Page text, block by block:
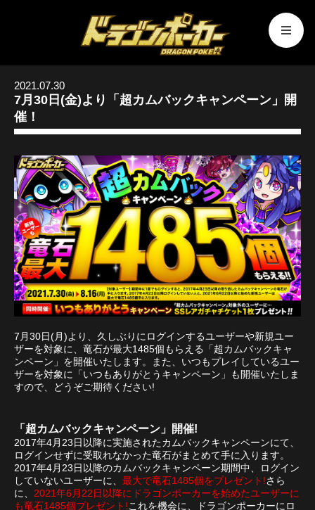
2021.07.30
7月30日(金)より「超カムバックキャンペーン」開
催！
7月30日(月)より、久しぶりにログインするユーザーや新規ユー
ザーを対象に、竜石が最大1485個もらえる「超カムバックキャ
ンペーン」を開催いたします。また、いつもプレイしているユー
ザーを対象に「いつもありがとうキャンペーン」も開催いたしま
すので、どうぞご期待ください!
「超カムバックキャンペーン」開催!
2017年4月23日以降に実施されたカムバックキャンペーンにて、
ログインせずに受取れなかった竜石がまとめて手に入ります。
2017年4月23日以降のカムバックキャンペーン期間中、ログイン
していないユーザーに、 最大で竜石1485個をプレゼント!さら
に、 2021年6月22日以降にドラゴンポーカーを始めたユーザーに
も竜石1485個プレゼント!これを機会に、ドラゴンポーカーにロ